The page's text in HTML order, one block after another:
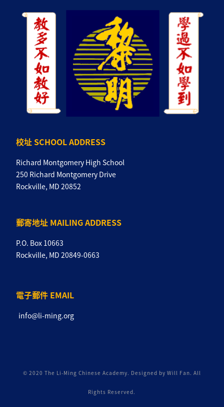
校址 SCHOOL ADDRESS
Richard Montgomery High School
250 Richard Montgomery Drive
Rockville, MD 20852
郵寄地址 MAILING ADDRESS
P.O. Box 10663
Rockville, MD 20849-0663
電子郵件 EMAIL
info@li-ming.org
© 2020 The Li-Ming Chinese Academy. Designed by Will Fan. All
Rights Reserved.